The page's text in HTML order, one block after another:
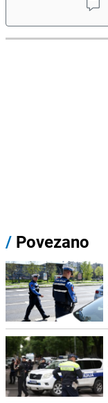
/ Povezano